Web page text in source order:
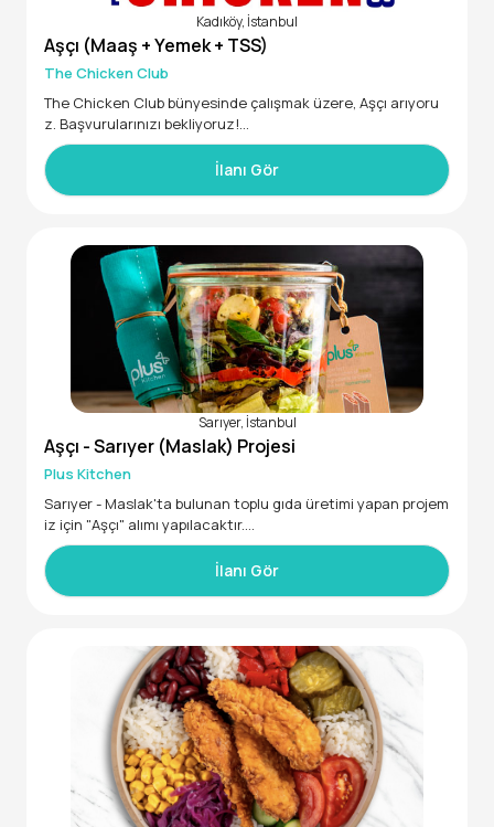
Kadıköy, İstanbul
Aşçı (Maaş + Yemek + TSS)
The Chicken Club
The Chicken Club bünyesinde çalışmak üzere, Aşçı arıyoru
z. Başvurularınızı bekliyoruz!
İlanı Gör
Sarıyer, İstanbul
Aşçı - Sarıyer (Maslak) Projesi
Plus Kitchen
Sarıyer - Maslak'ta bulunan toplu gıda üretimi yapan projem
iz için "Aşçı" alımı yapılacaktır.
-25-45 yaş arası
-Daha önce toplu yemek tecrübesi olan
-Askerlik hizmetini yerine getirmiş erkek aşçı arayışımız me
İlanı Gör